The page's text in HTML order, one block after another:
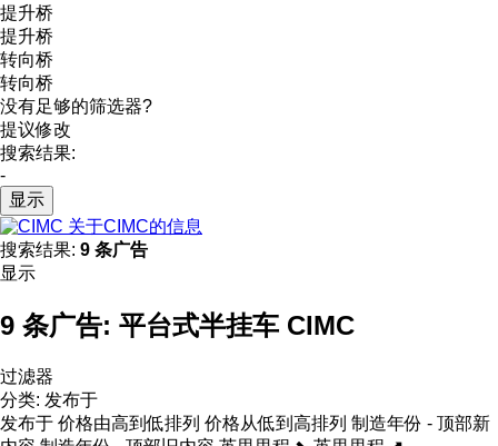
提升桥
提升桥
转向桥
转向桥
没有足够的筛选器?
提议修改
搜索结果:
-
显示
关于CIMC的信息
搜索结果: 9 条广告
显示
9 条广告: 平台式半挂车 CIMC
过滤器
分类: 发布于
发布于 价格由高到低排列 价格从低到高排列 制造年份 - 顶部新